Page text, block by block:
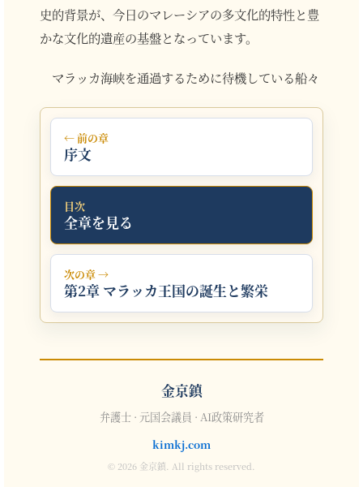
史的背景が、今日のマレーシアの多文化的特性と豊
かな文化的遺産の基盤となっています。
マラッカ海峡を通過するために待機している船々
← 前の章
序文
目次
全章を見る
次の章 →
第2章 マラッカ王国の誕生と繁栄
金京鎮
弁護士 · 元国会議員 · AI政策研究者
kimkj.com
© 2026 金京鎮. All rights reserved.